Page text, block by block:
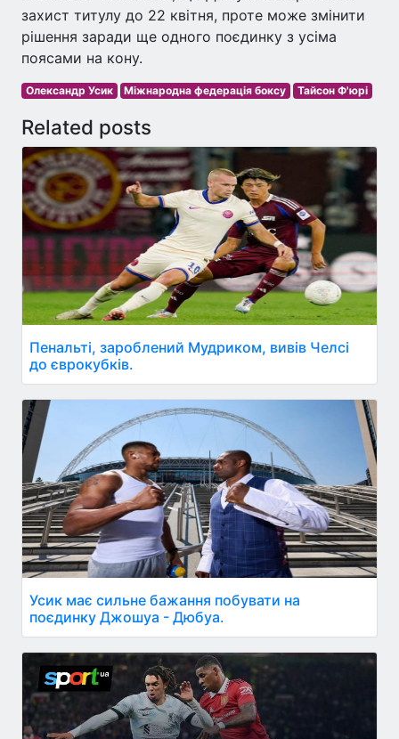
захист титулу до 22 квітня, проте може змінити
рішення заради ще одного поєдинку з усіма
поясами на кону.
Олександр Усик Міжнародна федерація боксу Тайсон Ф'юрі
Related posts
Пенальті, зароблений Мудриком, вивів Челсі
до єврокубків.
Усик має сильне бажання побувати на
поєдинку Джошуа - Дюбуа.